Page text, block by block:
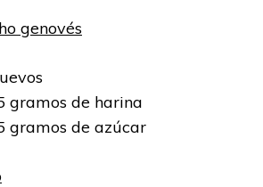
genovés
gramos de harina
gramos de azúcar